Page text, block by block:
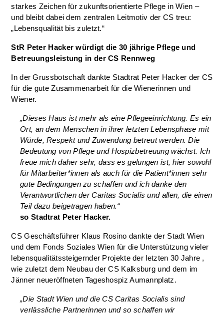
starkes Zeichen für zukunftsorientierte Pflege in Wien –
und bleibt dabei dem zentralen Leitmotiv der CS treu:
„Lebensqualität bis zuletzt.“
StR Peter Hacker würdigt die 30 jährige Pflege und
Betreuungsleistung in der CS Rennweg
In der Grussbotschaft dankte Stadtrat Peter Hacker der CS
für die gute Zusammenarbeit für die Wienerinnen und
Wiener.
„Dieses Haus ist mehr als eine Pflegeeinrichtung. Es ein
Ort, an dem Menschen in ihrer letzten Lebensphase mit
Würde, Respekt und Zuwendung betreut werden. Die
Bedeutung von Pflege und Hospizbetreuung wächst. Ich
freue mich daher sehr, dass es gelungen ist, hier sowohl
für Mitarbeiter*innen als auch für die Patient*innen sehr
gute Bedingungen zu schaffen und ich danke den
Verantwortlichen der Caritas Socialis und allen, die einen
Teil dazu beigetragen haben.“
so Stadtrat Peter Hacker.
CS Geschäftsführer Klaus Rosino dankte der Stadt Wien
und dem Fonds Soziales Wien für die Unterstützung vieler
lebensqualitätssteigernder Projekte der letzten 30 Jahre ,
wie zuletzt dem Neubau der CS Kalksburg und dem im
Jänner neueröffneten Tageshospiz Aumannplatz.
„Die Stadt Wien und die CS Caritas Socialis sind
verlässliche Partnerinnen und so schaffen wir